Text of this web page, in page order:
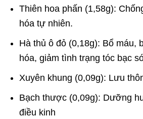
Thiên hoa phấn (1,58g):
hóa tự nhiên.
Hà thủ ô đỏ (0,18g): Bổ máu,
hóa, giảm tình trạng tóc bạc
Xuyên khung (0,09g): Lưu
Bạch thược (0,09g): Dưỡng
điều kinh